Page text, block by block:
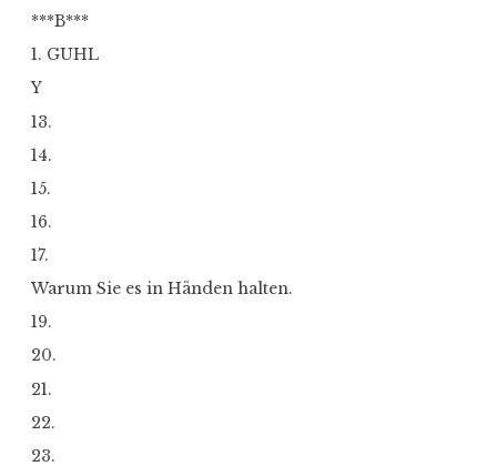
***B***
1. GUHL
Y
13.
14.
15.
16.
17.
Warum Sie es in Händen halten.
19.
20.
21.
22.
23.